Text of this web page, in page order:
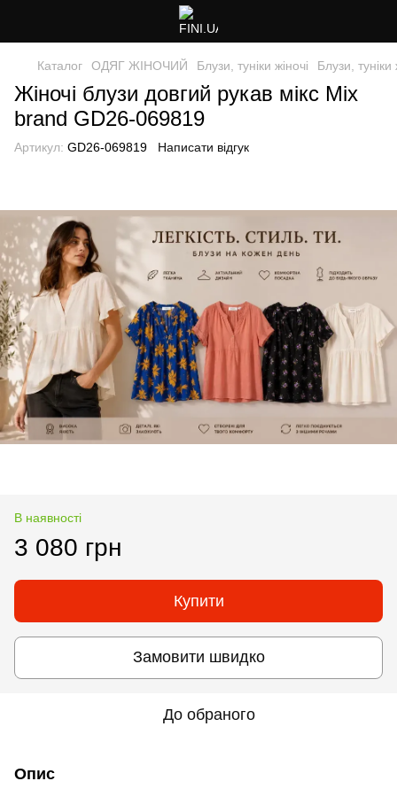
Каталог ОДЯГ ЖІНОЧИЙ Блузи, туніки жіночі Блузи,
Жіночі блузи довгий рукав мікс Mix
brand GD26-069819
Артикул: GD26-069819 Написати відгук
В наявності
3 080 грн
Купити
Замовити швидко
До обраного
Опис